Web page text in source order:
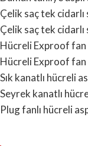
Çelik saç tek
Çelik saç tek
Hücreli Exproof fan
Hücreli Exproof fan
Sık kanatlı hücreli
Seyrek kanatlı
Plug fanlı hücreli